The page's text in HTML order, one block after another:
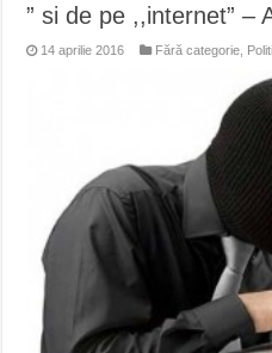
” si de pe ,,internet” –
14 aprilie 2016 Fără categorie